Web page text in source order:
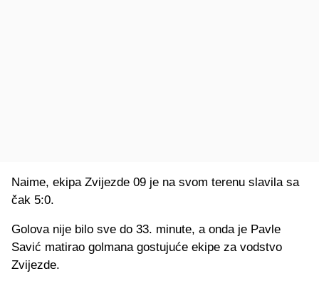
Naime, ekipa Zvijezde 09 je na svom terenu slavila sa
čak 5:0.
Golova nije bilo sve do 33. minute, a onda je Pavle
Savić matirao golmana gostujuće ekipe za vodstvo
Zvijezde.